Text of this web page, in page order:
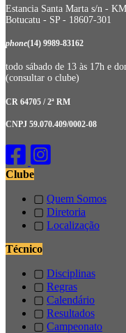
Estancia Santa Marta s/n -
Botucatu - SP - 18607-301
phone(14) 9989-83162
todo sábado de 13 às 17h e
(consultar o clube)
CR 64705 / 2ª RM
CNPJ 59.070.409/0002-08
Clube
▢ Quem Somos
▢ Diretoria
▢ Localização
Técnico
▢ Disciplinas
▢ Regras
▢ Calendário
▢ Resultados
▢ Campeonato